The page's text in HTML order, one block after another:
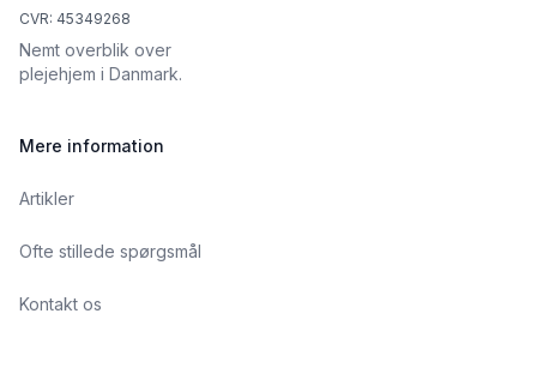
CVR: 45349268
Nemt overblik over
plejehjem i Danmark.
Mere information
Artikler
Ofte stillede spørgsmål
Kontakt os